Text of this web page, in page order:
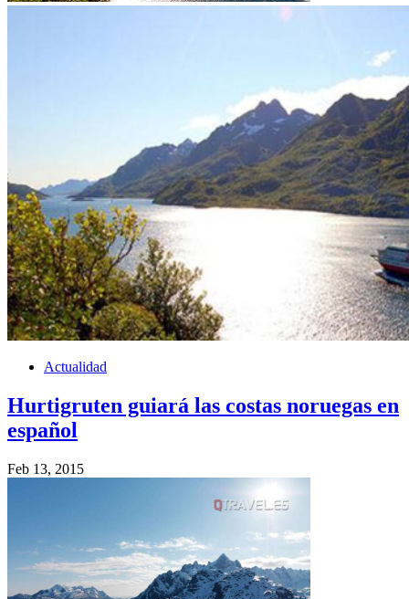
Actualidad
Hurtigruten guiará las costas noruegas en
español
Feb 13, 2015